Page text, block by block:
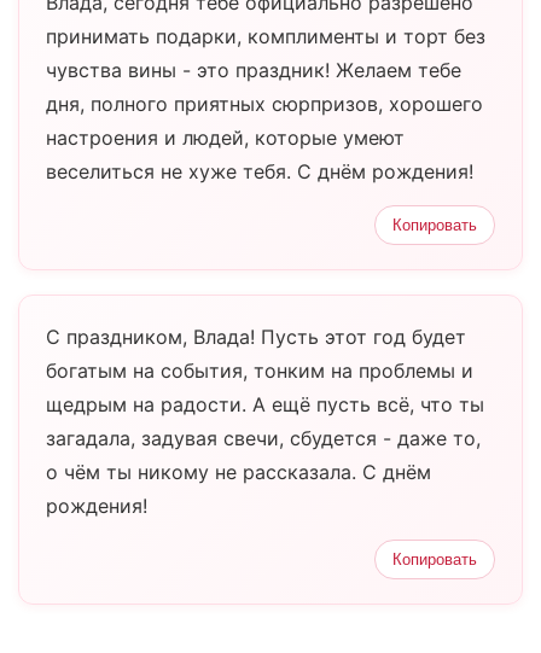
принимать подарки, комплименты и торт без
чувства вины - это праздник! Желаем тебе
дня, полного приятных сюрпризов, хорошего
настроения и людей, которые умеют
веселиться не хуже тебя. С днём рождения!
Копировать
С праздником, Влада! Пусть этот год будет
богатым на события, тонким на проблемы и
щедрым на радости. А ещё пусть всё, что ты
загадала, задувая свечи, сбудется - даже то,
о чём ты никому не рассказала. С днём
рождения!
Копировать